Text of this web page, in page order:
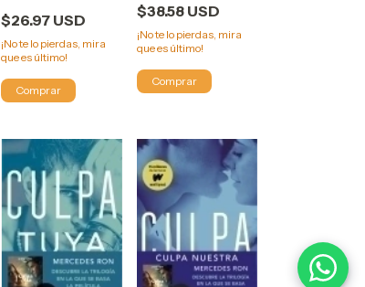
$26.97 USD
¡No te lo pierdas, mira
que es último!
$38.58 USD
¡No te lo pierdas, mira
que es último!